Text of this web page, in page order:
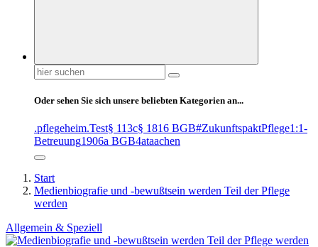
Suchen
nach:
Oder sehen Sie sich unsere beliebten Kategorien an...
.pflegeheim.Test§ 113c§ 1816 BGB#ZukunftspaktPflege1:1-
Betreuung1906a BGB4ataachen
Start
Medienbiografie und -bewußtsein werden Teil der Pflege
werden
Allgemein & Speziell